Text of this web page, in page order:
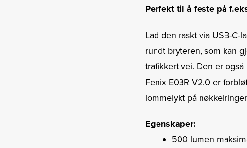
Perfekt til å feste på
Lad den raskt via USB-
rundt bryteren, som kan
trafikkert vei. Den er
Fenix E03R V2.0 er
lommelykt på
Egenskaper:
500 lumen